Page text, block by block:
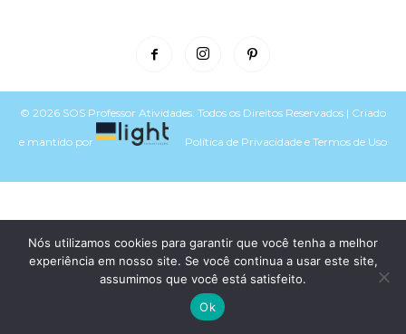
© 2026 SOS Professor Atividades. Todos os Direitos Reservados | Criado
e mantido por Política de Privacidade e Termos de Uso
Nós utilizamos cookies para garantir que você tenha a melhor
experiência em nosso site. Se você continua a usar este site,
assumimos que você está satisfeito.
Ok